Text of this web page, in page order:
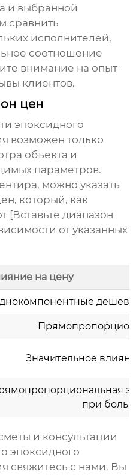
и выбранной
сравнить
исполнителей,
соотношение
внимание на опыт
клиентов.
цен
эпоксидного
возможен только
объекта и
параметров.
можно указать
который, как
[Вставьте диапазон
от указанных
на цену
Значительное
при
и консультации
эпоксидного
свяжитесь с нами. Вы